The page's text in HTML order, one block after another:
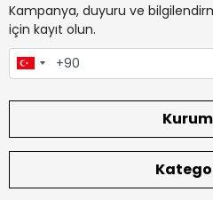
Kampanya, duyuru ve
için kayıt olun.